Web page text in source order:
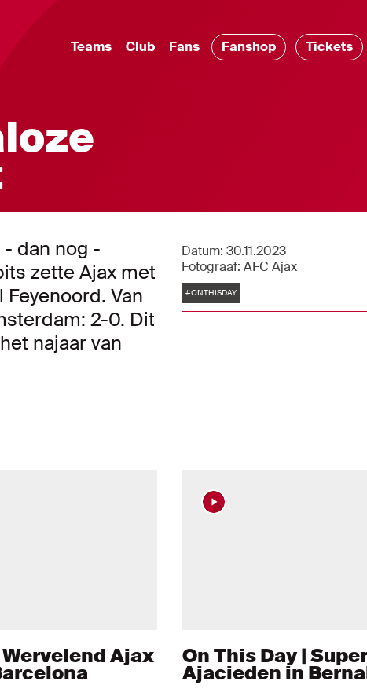
Teams Club Fans Fanshop Tickets
dan nog -
zette Ajax met
Van
2-0. Dit
najaar van
Datum: 30.11.2023
Fotograaf: AFC Ajax
Tags
#ONTHISDAY
Wervelend Ajax On This Day |
Ajacieden in